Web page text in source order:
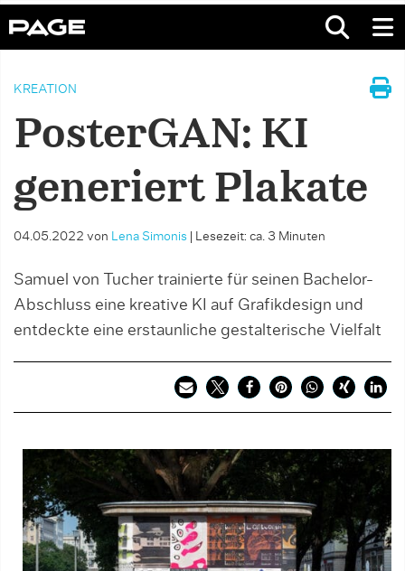
KREATION
PosterGAN: KI
generiert Plakate
04.05.2022 von Lena Simonis Lesezeit: ca. 3 Minuten
Samuel von Tucher trainierte für seinen Bachelor-
Abschluss eine kreative KI auf Grafikdesign und
entdeckte eine erstaunliche gestalterische Vielfalt